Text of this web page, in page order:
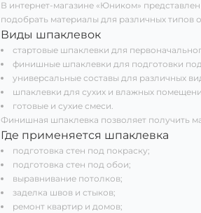
В интернет-магазине «Юником»
подобрать материалы для различных типов
Виды шпаклевок
стартовые шпаклевки для
финишные шпаклевки для подготовки
универсальные составы для различных
шпаклевки для сухих и влажных
готовые и сухие смеси.
Финишная шпаклевка позволяет получить
Где применяется шпаклевка
подготовка стен под покраску;
подготовка стен под обои;
выравнивание потолков;
заделка швов и стыков;
ремонт квартир и домов;